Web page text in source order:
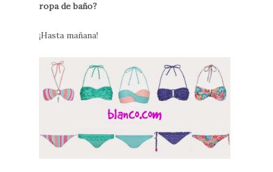
ropa de baño?
¡Hasta mañana!